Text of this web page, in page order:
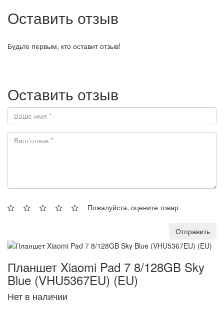
Оставить отзыв
Будьте первым, кто оставит отзыв!
Оставить отзыв
Пожалуйста, оцените товар
Отправить
Планшет Xiaomi Pad 7 8/128GB Sky
Blue (VHU5367EU) (EU)
Нет в наличии